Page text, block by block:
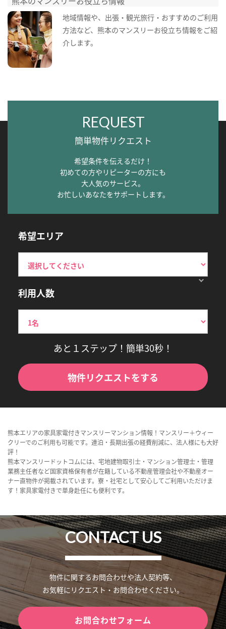
地域情報や、出張・観光旅行・おすすめのご利用
方法など、熊本のマンスリーお役立ち情報をご紹
介します。
REQUEST
簡単物件リクエスト
希望条件を伝えるだけ！
初めての方やリピーターの方にも
大人気のサービス。
お忙しいあなたをサポートします。
希望エリア
利用人数
あと１ステップ！簡単30秒！
物件リクエストをする
熊本エリアの家具家電付きマンスリーマンション情報！マンスリー＋ウィー
クリーでのご利用も可能です。連泊・長期出張の経費削減に、法人様にも大好
評！
熊本マンスリードットコムには、宅地建物取引士・マンション管理士・管理
業務主任者など国家資格保有者が在籍している不動産管理会社や不動産オー
ナー直物件が掲載されています。寮・社宅として安心してご利用いただけま
す！家具家電付きで単身赴任にも便利です。
CONTACT US
物件に関するお問合わせや法人契約等、
お気軽にリクエスト・お問合わせください。
お問合わせフォーム